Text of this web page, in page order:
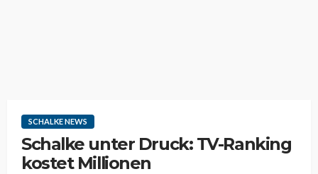
SCHALKE NEWS
Schalke unter Druck: TV-Ranking
kostet Millionen